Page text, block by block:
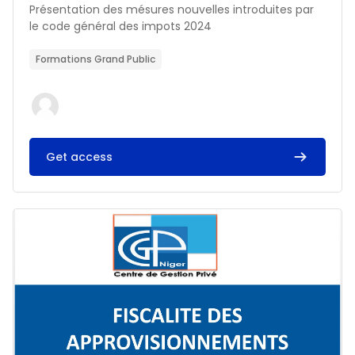
Résumé du cours :
Présentation des mésures nouvelles introduites par
le code général des impots 2024
Formations Grand Public
Get access
Image du cours FISCALITE DES APPROVISIONNEMENTS